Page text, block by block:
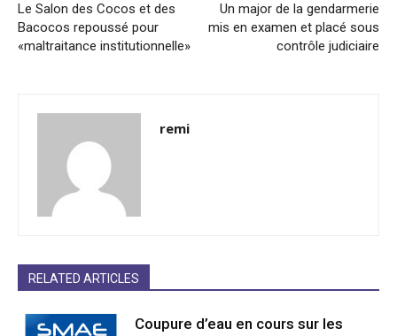
Le Salon des Cocos et des
Bacocos repoussé pour
«maltraitance institutionnelle»
Un major de la gendarmerie
mis en examen et placé sous
contrôle judiciaire
remi
RELATED ARTICLES
Coupure d’eau en cours sur les